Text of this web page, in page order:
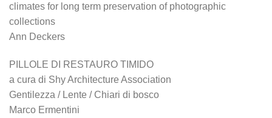
climates for long term preservation of photographic
collections
Ann Deckers
PILLOLE DI RESTAURO TIMIDO
a cura di Shy Architecture Association
Gentilezza / Lente / Chiari di bosco
Marco Ermentini